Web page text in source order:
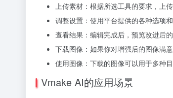
上传素材：根据所选工具的要求，上
调整设置：使用平台提供的各种选项
查看结果：编辑完成后，预览改进后的
下载图像：如果你对增强后的图像满
使用图像：下载的图像可以用于多种
Vmake AI的应用场景